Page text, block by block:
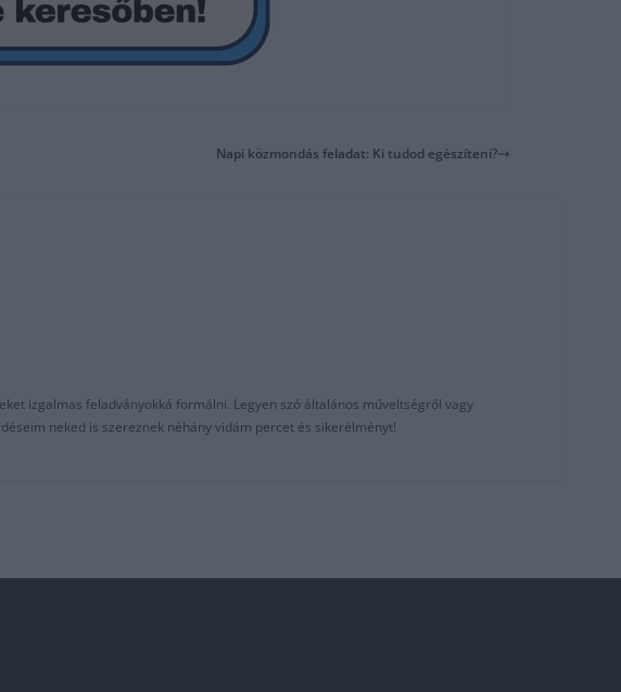
Napi közmondás feladat: Ki tudod egészíteni?
izgalmas feladványokká formálni. Legyen szó általános műveltségről vagy
neked is szereznek néhány vidám percet és sikerélményt!